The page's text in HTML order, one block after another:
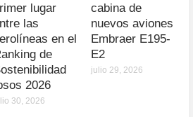
lugar
las
en el
de
2026
30, 2026
cabina de
nuevos aviones
Embraer E195-
E2
julio 29, 2026